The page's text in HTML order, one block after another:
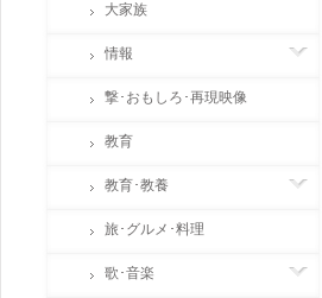
大家族
情報
撃･おもしろ･再現映像
教育
教育･教養
旅･グルメ･料理
歌･音楽